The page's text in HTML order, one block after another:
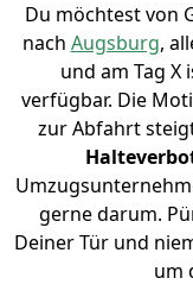
Du möchtest von
nach Augsburg,
und am Tag
verfügbar. Die
zur Abfahrt
gerne darum.
Deiner Tür und
um